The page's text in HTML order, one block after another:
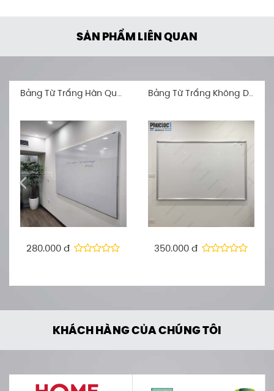
SẢN PHẨM LIÊN QUAN
Bảng Từ Trắng Hàn Quốc Infinty One
280.000 đ
Bảng Từ Trắng Không Dòng Kẻ (Barun Korea Premium)
350.000 đ
KHÁCH HÀNG CỦA CHÚNG TÔI